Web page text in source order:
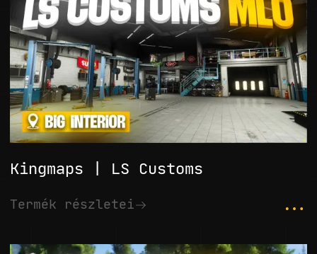
Kingmaps | LS Customs
Termék részletei ...